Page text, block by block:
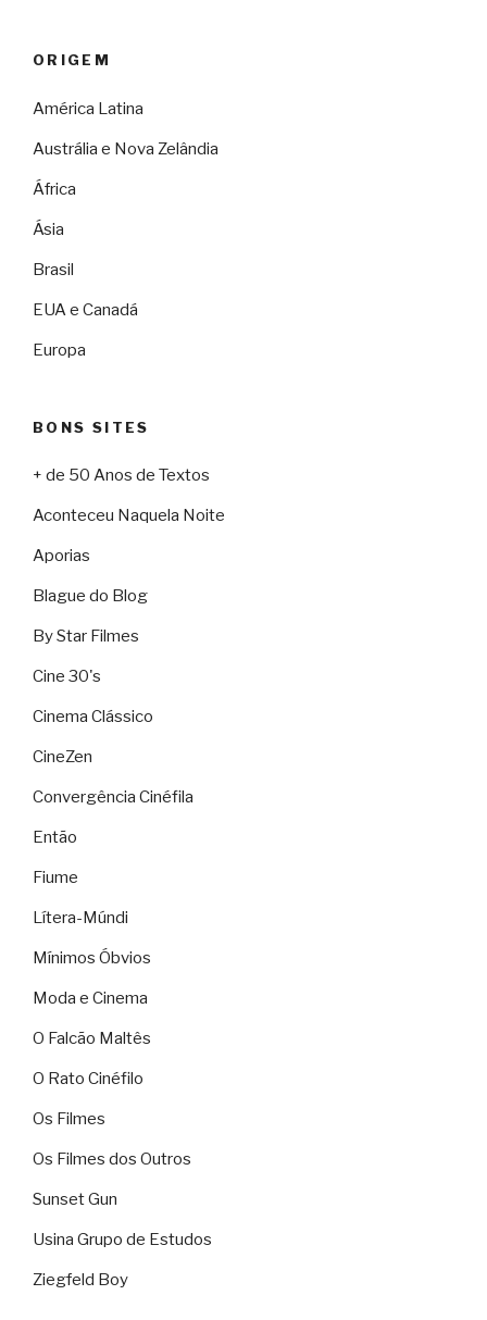
ORIGEM
América Latina
Austrália e Nova Zelândia
África
Ásia
Brasil
EUA e Canadá
Europa
BONS SITES
+ de 50 Anos de Textos
Aconteceu Naquela Noite
Aporias
Blague do Blog
By Star Filmes
Cine 30's
Cinema Clássico
CineZen
Convergência Cinéfila
Então
Fiume
Lítera-Múndi
Mínimos Óbvios
Moda e Cinema
O Falcão Maltês
O Rato Cinéfilo
Os Filmes
Os Filmes dos Outros
Sunset Gun
Usina Grupo de Estudos
Ziegfeld Boy